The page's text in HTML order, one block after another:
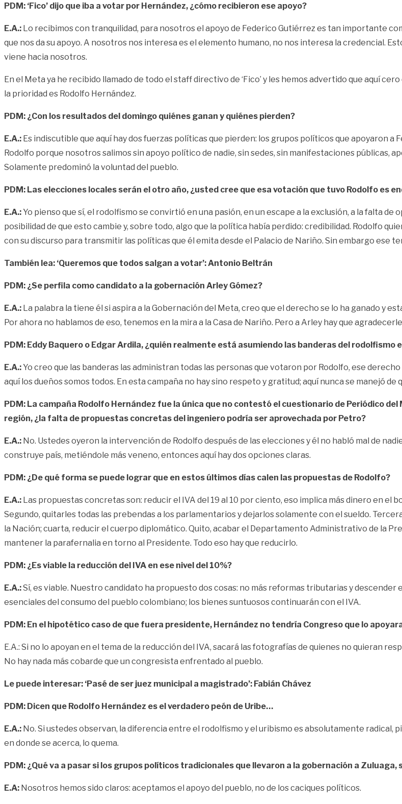
PDM: ‘Fico’ dijo que iba a votar por Hernández, ¿cómo recibieron ese apoyo?
E.A.: Lo recibimos con tranquilidad, para nosotros el apoyo de Federico Gutiérrez es tan importante
que nos da su apoyo. A nosotros nos interesa es el elemento humano, no nos interesa la credencial.
viene hacia nosotros.
En el Meta ya he recibido llamado de todo el staff directivo de ‘Fico’ y les hemos advertido que aquí
la prioridad es Rodolfo Hernández.
PDM: ¿Con los resultados del domingo quiénes ganan y quiénes pierden?
E.A.: Es indiscutible que aquí hay dos fuerzas políticas que pierden: los grupos políticos que apoyaron a
Rodolfo porque nosotros salimos sin apoyo político de nadie, sin sedes, sin manifestaciones públicas,
Solamente predominó la voluntad del pueblo.
PDM: Las elecciones locales serán el otro año, ¿usted cree que esa votación que tuvo Rodolfo es
E.A.:Yo pienso que sí, el rodolfismo se convirtió en una pasión, en un escape a la exclusión, a la falta
posibilidad de que esto cambie y, sobre todo, algo que la política había perdido: credibilidad. Rodolfo
con su discurso para transmitir las políticas que él emita desde el Palacio de Nariño. Sin embargo ese
También lea: ‘Queremos que todos salgan a votar’: Antonio Beltrán
PDM: ¿Se perfila como candidato a la gobernación Arley Gómez?
E.A.: La palabra la tiene él si aspira a la Gobernación del Meta, creo que el derecho se lo ha ganado y
Por ahora no hablamos de eso, tenemos en la mira a la Casa de Nariño. Pero a Arley hay que
PDM: Eddy Baquero o Edgar Ardila, ¿quién realmente está asumiendo las banderas del rodolfismo
E.A.:Yo creo que las banderas las administran todas las personas que votaron por Rodolfo, ese
aquí los dueños somos todos. En esta campaña no hay sino respeto y gratitud; aquí nunca se manejó
PDM: La campaña Rodolfo Hernández fue la única que no contestó el cuestionario de Periódico
región, ¿la falta de propuestas concretas del ingeniero podría ser aprovechada por Petro?
E.A.: No. Ustedes oyeron la intervención de Rodolfo después de las elecciones y él no habló mal de
construye país, metiéndole más veneno, entonces aquí hay dos opciones claras.
PDM: ¿De qué forma se puede lograr que en estos últimos días calen las propuestas de Rodolfo?
E.A.: Las propuestas concretas son: reducir el IVA del 19 al 10 por ciento, eso implica más dinero en el
Segundo, quitarles todas las prebendas a los parlamentarios y dejarlos solamente con el sueldo.
la Nación; cuarta, reducir el cuerpo diplomático. Quito, acabar el Departamento Administrativo de la
mantener la parafernalia en torno al Presidente. Todo eso hay que reducirlo.
PDM: ¿Es viable la reducción del IVA en ese nivel del 10%?
E.A.:Sí, es viable. Nuestro candidato ha propuesto dos cosas: no más reformas tributarias y
esenciales del consumo del pueblo colombiano; los bienes suntuosos continuarán con el IVA.
PDM: En el hipotético caso de que fuera presidente, Hernández no tendría Congreso que lo
E.A.: Si no lo apoyan en el tema de la reducción del IVA, sacará las fotografías de quienes no quieran
No hay nada más cobarde que un congresista enfrentado al pueblo.
Le puede interesar: ‘Pasé de ser juez municipal a magistrado’: Fabián Chávez
PDM: Dicen que Rodolfo Hernández es el verdadero peón de Uribe…
E.A.: No. Si ustedes observan, la diferencia entre el rodolfismo y el uribismo es absolutamente radical,
en donde se acerca, lo quema.
PDM: ¿Qué va a pasar si los grupos políticos tradicionales que llevaron a la gobernación a
E.A: Nosotros hemos sido claros: aceptamos el apoyo del pueblo, no de los caciques políticos.